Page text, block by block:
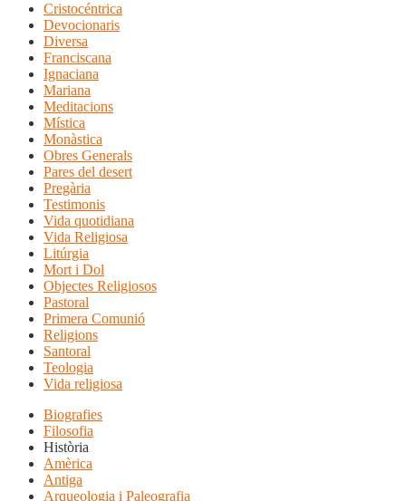
Cristocéntrica
Devocionaris
Diversa
Franciscana
Ignaciana
Mariana
Meditacions
Mística
Monàstica
Obres Generals
Pares del desert
Pregària
Testimonis
Vida quotidiana
Vida Religiosa
Litúrgia
Mort i Dol
Objectes Religiosos
Pastoral
Primera Comunió
Religions
Santoral
Teologia
Vida religiosa
Biografies
Filosofia
Història
Amèrica
Antiga
Arqueologia i Paleografia